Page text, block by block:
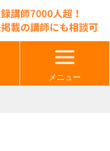
メニュー